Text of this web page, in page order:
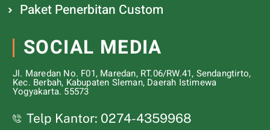
Paket Penerbitan Custom
SOCIAL MEDIA
Jl. Maredan No. F01, Maredan, RT.06/RW.41, Sendangtirto,
Kec. Berbah, Kabupaten Sleman, Daerah Istimewa
Yogyakarta. 55573
Telp Kantor: 0274-4359968